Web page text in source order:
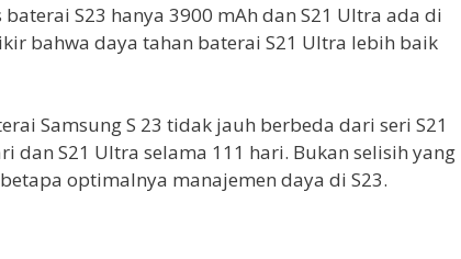
S23 hanya 3900 mAh dan S21 Ultra ada di
bahwa daya tahan baterai S21 Ultra lebih baik
Samsung S 23 tidak jauh berbeda dari seri S21
dan S21 Ultra selama 111 hari. Bukan selisih yang
optimalnya manajemen daya di S23.